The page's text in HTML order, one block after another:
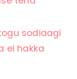
sodiaagi
ei hakka